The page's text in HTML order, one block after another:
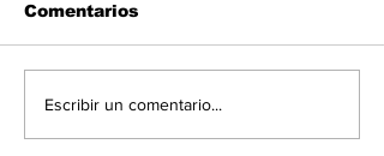
Comentarios
Escribir un comentario...